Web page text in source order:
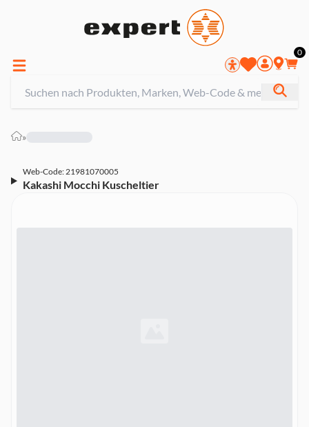
0
»
Web-Code: 21981070005
Kakashi Mocchi Kuscheltier